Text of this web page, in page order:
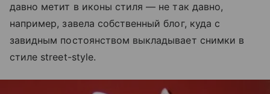
давно метит в иконы стиля — не так давно,
например, завела собственный блог, куда с
завидным постоянством выкладывает снимки в
стиле street-style.